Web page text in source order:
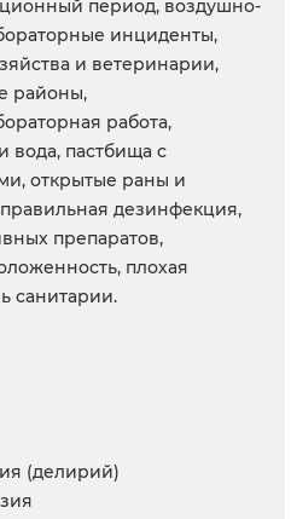
период, воздушно-
инциденты,
и ветеринарии,
районы,
работа,
вода, пастбища с
открытые раны и
дезинфекция,
препаратов,
плохая
санитарии.
(делирий)